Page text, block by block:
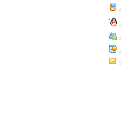
：
：
：
：
：